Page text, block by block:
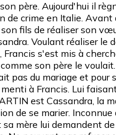
père. Aujourd'hui il
de crime en Italie. Avant
fils de réaliser son
Voulant réaliser le
Francis s'est mis à
son père le
pas du mariage et pour
à Francis. Lui
est Cassandra, la
de se marier. Inconnue
sa mère lui demandent